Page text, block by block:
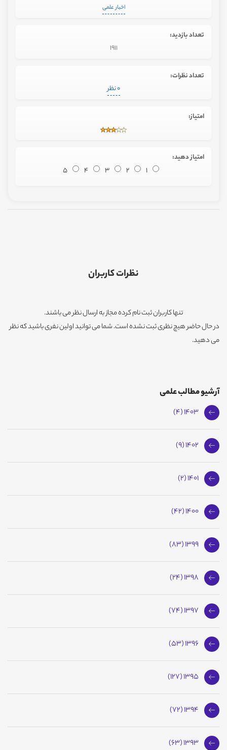
اخبار علمی
تعداد بازدید:
1911
تعداد نظرات:
0 نظر
امتیاز:
امتیاز دهید:
1
2
3
4
5
نظرات کاربران
تنها کاربران ثبت نام کرده مجاز به ارسال نظر می باشند.
در حال حاضر هیچ نظری ثبت نشده است. شما می توانید اولین نفری باشید که نظر
می دهید.
آرشیو مطالب علمی
1403 (4)
1402 (9)
1401 (2)
1400 (42)
1399 (83)
1398 (24)
1397 (74)
1396 (53)
1395 (127)
1394 (72)
1393 (63)